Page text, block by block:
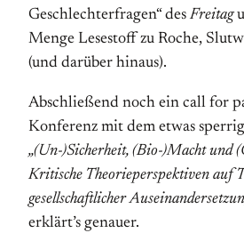
Geschlechterfragen“ des Freitag
Menge Lesestoff zu Roche,
(und darüber hinaus).
Abschließend noch ein call for
Konferenz mit dem etwas
„(Un-)Sicherheit, (Bio-)Macht und
Kritische Theorieperspektiven auf
gesellschaftlicher
erklärt’s genauer.